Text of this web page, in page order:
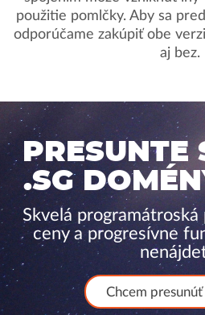
použitie pomlčky. Aby sa
odporúčame zakúpiť obe
aj bez.
PRESUNTE
.SG
Skvelá
ceny a progresívne
Chcem